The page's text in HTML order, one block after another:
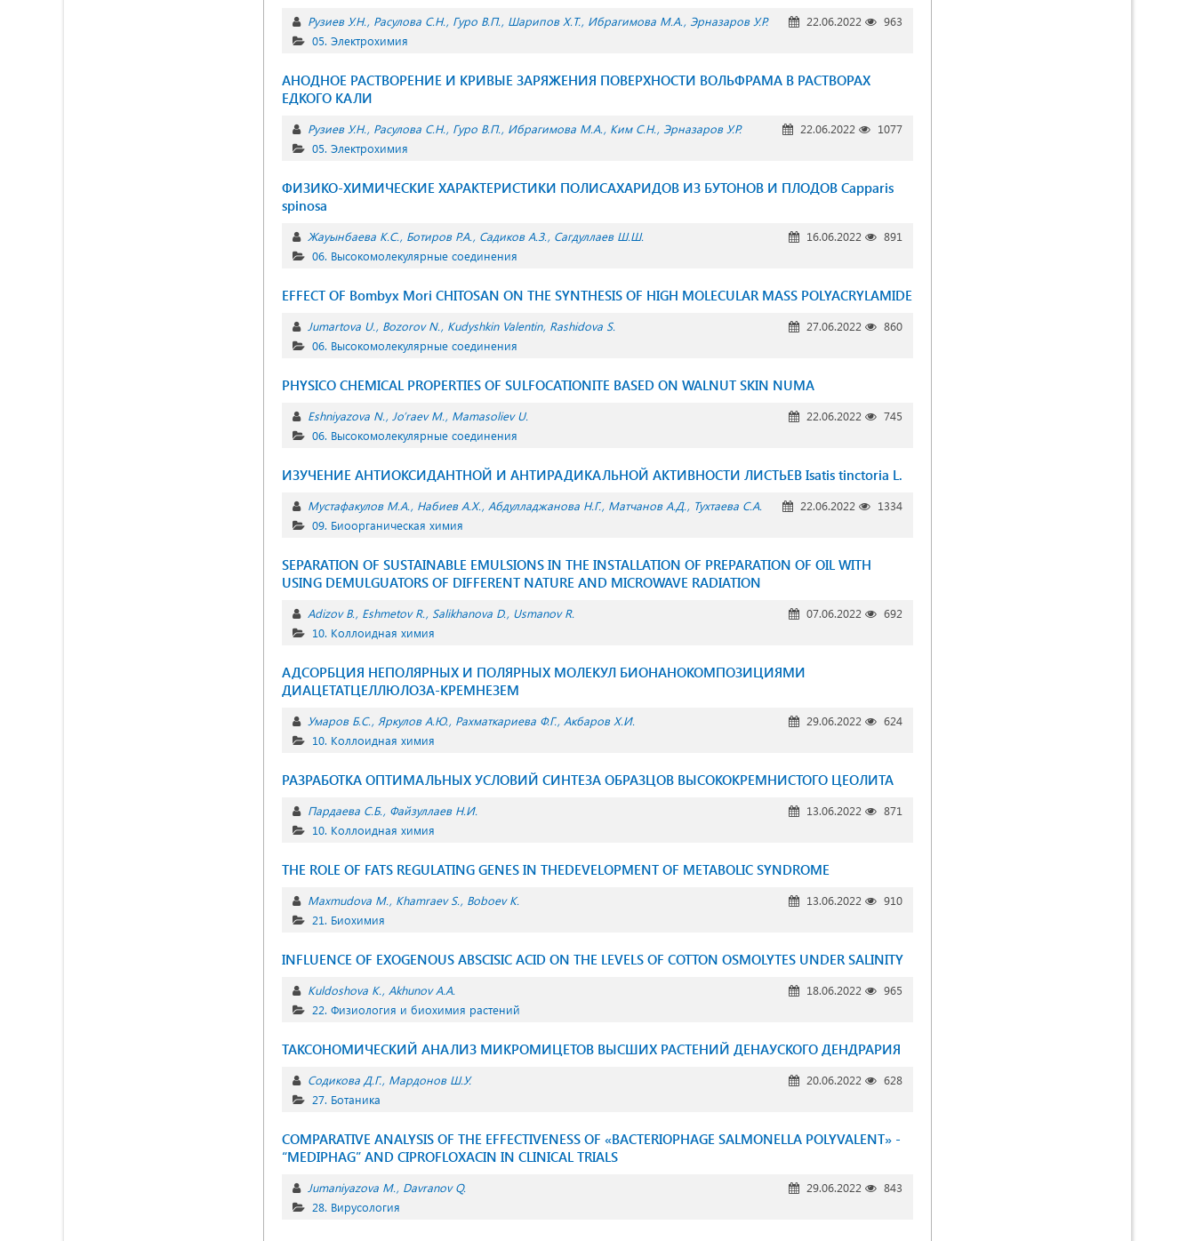
Рузиев У.Н. Расулова С.Н. Гуро В.П. Шарипов Х.Т. Ибрагимова М.А. Эрназаров У.Р. 22.06.2022
963
05. Электрохимия
АНОДНОЕ РАСТВОРЕНИЕ И КРИВЫЕ ЗАРЯЖЕНИЯ ПОВЕРХНОСТИ ВОЛЬФРАМА В РАСТВОРАХ
ЕДКОГО КАЛИ
Рузиев У.Н. Расулова С.Н. Гуро В.П. Ибрагимова М.А. Ким С.Н. Эрназаров У.Р. 22.06.2022
1077
05. Электрохимия
ФИЗИКО-ХИМИЧЕСКИЕ ХАРАКТЕРИСТИКИ ПОЛИСАХАРИДОВ ИЗ БУТОНОВ И ПЛОДОВ Capparis
spinosa
Жауынбаева К.С. Ботиров Р.А. Садиков А.З. Сагдуллаев Ш.Ш. 16.06.2022
891
06. Высокомолекулярные соединения
EFFECT OF Bombyx Mori CHITOSAN ON THE SYNTHESIS OF HIGH MOLECULAR MASS POLYACRYLAMIDE
Jumartova U. Bozorov N. Kudyshkin Valentin Rashidova S. 27.06.2022
860
06. Высокомолекулярные соединения
PHYSICO CHEMICAL PROPERTIES OF SULFOCATIONITE BASED ON WALNUT SKIN NUMA
Eshniyazova N. Jo’raev M. Mamasoliev U. 22.06.2022
745
06. Высокомолекулярные соединения
ИЗУЧЕНИЕ АНТИОКСИДАНТНОЙ И АНТИРАДИКАЛЬНОЙ АКТИВНОСТИ ЛИСТЬЕВ Isatis tinctoria L.
Мустафакулов М.А. Набиев А.Х. Абдулладжанова Н.Г. Матчанов А.Д. Тухтаева С.А. 22.06.2022
1334
09. Биоорганическая химия
SEPARATION OF SUSTAINABLE EMULSIONS IN THE INSTALLATION OF PREPARATION OF OIL WITH
USING DEMULGUATORS OF DIFFERENT NATURE AND MICROWAVE RADIATION
Adizov B. Eshmetov R. Salikhanova D. Usmanov R. 07.06.2022
692
10. Коллоидная химия
АДСОРБЦИЯ НЕПОЛЯРНЫХ И ПОЛЯРНЫХ МОЛЕКУЛ БИОНАНОКОМПОЗИЦИЯМИ
ДИАЦЕТАТЦЕЛЛЮЛОЗА-КРЕМНЕЗЕМ
Умаров Б.С. Яркулов А.Ю. Рахматкариева Ф.Г. Акбаров Х.И. 29.06.2022
624
10. Коллоидная химия
РАЗРАБОТКА ОПТИМАЛЬНЫХ УСЛОВИЙ СИНТЕЗА ОБРАЗЦОВ ВЫСОКОКРЕМНИСТОГО ЦЕОЛИТА
Пардаева С.Б. Файзуллаев Н.И. 13.06.2022
871
10. Коллоидная химия
THE ROLE OF FATS REGULATING GENES IN THEDEVELOPMENT OF METABOLIC SYNDROME
Maxmudova M. Khamraev S. Boboev K. 13.06.2022
910
21. Биохимия
INFLUENCE OF EXOGENOUS ABSCISIC ACID ON THE LEVELS OF COTTON OSMOLYTES UNDER SALINITY
Kuldoshova K. Akhunov A.A. 18.06.2022
965
22. Физиология и биохимия растений
ТАКСОНОМИЧЕСКИЙ АНАЛИЗ МИКРОМИЦЕТОВ ВЫСШИХ РАСТЕНИЙ ДЕНАУСКОГО ДЕНДРАРИЯ
Содикова Д.Г. Мардонов Ш.У. 20.06.2022
628
27. Ботаника
COMPARATIVE ANALYSIS OF THE EFFECTIVENESS OF «BACTERIOPHAGE SALMONELLA POLYVALENT» -
“MEDIPHAG” AND CIPROFLOXACIN IN CLINICAL TRIALS
Jumaniyazova M. Davranov Q. 29.06.2022
843
28. Вирусология